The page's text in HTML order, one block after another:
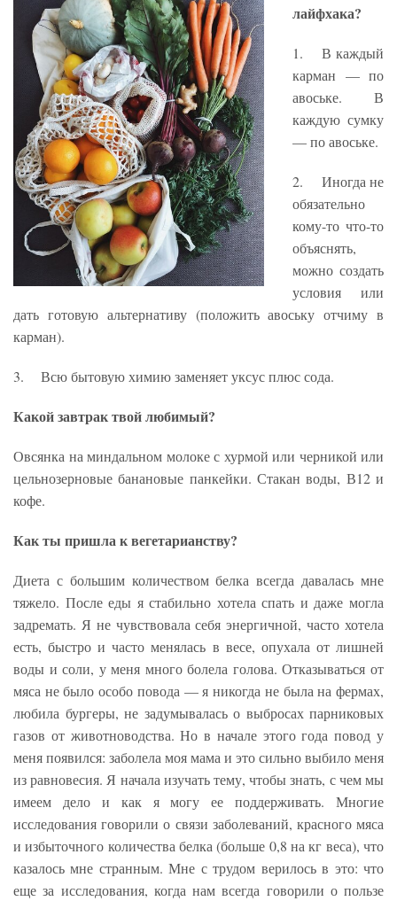
лайфхака?
1. В каждый
карман — по
авоське. В
каждую сумку
— по авоське.
2. Иногда не
обязательно
кому-то что-то
объяснять,
можно создать
условия или
дать готовую альтернативу (положить авоську отчиму в
карман).
3. Всю бытовую химию заменяет уксус плюс сода.
Какой завтрак твой любимый?
Овсянка на миндальном молоке с хурмой или черникой или
цельнозерновые банановые панкейки. Стакан воды, В12 и
кофе.
Как ты пришла к вегетарианству?
Диета с большим количеством белка всегда давалась мне
тяжело. После еды я стабильно хотела спать и даже могла
задремать. Я не чувствовала себя энергичной, часто хотела
есть, быстро и часто менялась в весе, опухала от лишней
воды и соли, у меня много болела голова. Отказываться от
мяса не было особо повода — я никогда не была на фермах,
любила бургеры, не задумывалась о выбросах парниковых
газов от животноводства. Но в начале этого года повод у
меня появился: заболела моя мама и это сильно выбило меня
из равновесия. Я начала изучать тему, чтобы знать, с чем мы
имеем дело и как я могу ее поддерживать. Многие
исследования говорили о связи заболеваний, красного мяса
и избыточного количества белка (больше 0,8 на кг веса), что
казалось мне странным. Мне с трудом верилось в это: что
еще за исследования, когда нам всегда говорили о пользе